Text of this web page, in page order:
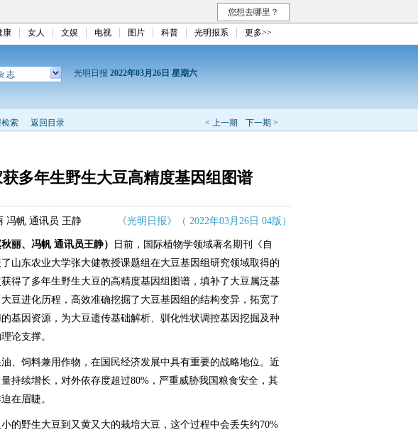
您想去哪里？
康 女人 文娱 电视 图片 科普 光明报系 更多>>
志 光明日报 2022年03月26日 星期六
< 上一期 下一期 >
索 返回目录
多年生野生大豆高精度基因组图谱
冯帆 通讯员 王静 《光明日报》（ 2022年03月26日 04版）
丽、冯帆 通讯员王静）
日前，国际植物学领域著名期刊《自
山东农业大学张大健教授课题组在大豆基因组研究领域取得的
得了多年生野生大豆的高精度基因组图谱，填补了大豆属泛基
豆进化历程，高效准确挖掘了大豆基因组的结构变异，拓宽了
基因资源，为大豆遗传基础解析、驯化性状调控基因挖掘及种
论支撑。
饲料兼用作物，在国民经济发展中具有重要的战略地位。近
持续增长，对外依存度超过80%，严重威胁我国粮食安全，其
在眉睫。
野生大豆到又黄又大的栽培大豆，这个过程中会丢失约70%